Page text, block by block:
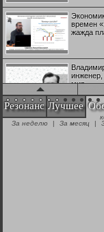
времен
жажда
мир
Резонанс Лучшее
За неделю
| За месяц |